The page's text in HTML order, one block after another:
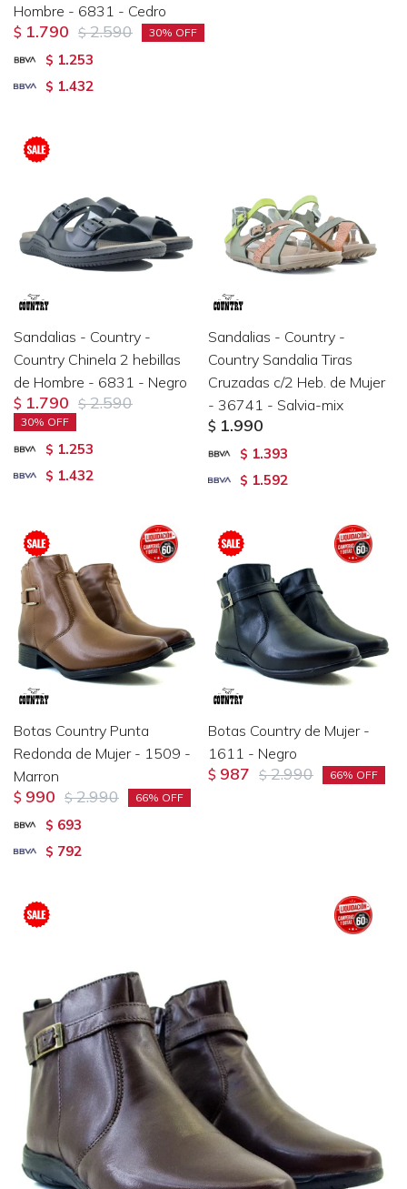
Hombre - 6831 - Cedro
$ 1.790 $ 2.590 30
$ 1.253
$ 1.432
Sandalias - Country -
Country Chinela 2 hebillas
de Hombre - 6831 - Negro
$ 1.790 $ 2.590
30
$ 1.253
$ 1.432
Sandalias - Country -
Country Sandalia Tiras
Cruzadas c/2 Heb. de Mujer
- 36741 - Salvia-mix
$ 1.990
$ 1.393
$ 1.592
Botas Country Punta
Redonda de Mujer - 1509 -
Marron
$ 990 $ 2.990 66
$ 693
$ 792
Botas Country de Mujer -
1611 - Negro
$ 987 $ 2.990 66